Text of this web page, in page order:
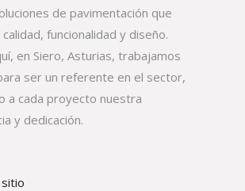
de pavimentación que
funcionalidad y diseño.
en Siero, Asturias, trabajamos
ser un referente en el sector,
a cada proyecto nuestra
y dedicación.